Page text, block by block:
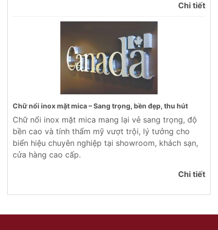
Chi tiết
Chữ nổi inox mặt mica – Sang trọng, bền đẹp, thu hút
Chữ nổi inox mặt mica mang lại vẻ sang trọng, độ
bền cao và tính thẩm mỹ vượt trội, lý tưởng cho
biển hiệu chuyên nghiệp tại showroom, khách sạn,
cửa hàng cao cấp.
Chi tiết